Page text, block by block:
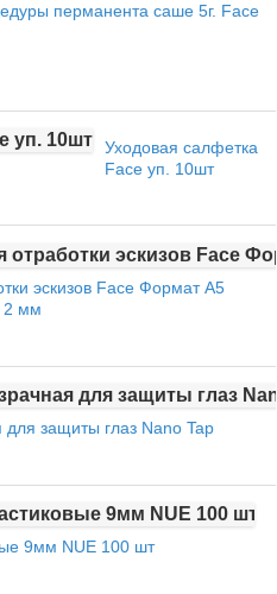
перманента саше 5г. Face
Уходовая салфетка
Face уп. 10шт
эскизов Face Формат А5
2 мм
для защиты глаз Nano Tap
9мм NUE 100 шт